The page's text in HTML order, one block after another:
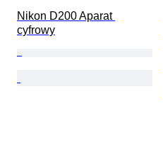
Nikon D200 Aparat
cyfrowy